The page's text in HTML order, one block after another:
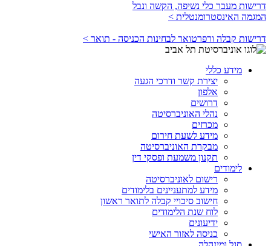
דרישות מעבר כלי נשיפה, הקשה ונבל
המגמה האינסטרומנטלית >
דרישות קבלה ורפרטואר לבחינות הכניסה - תואר >
מידע כללי
יצירת קשר ודרכי הגעה
אלפון
דרושים
נהלי האוניברסיטה
מכרזים
מידע לשעת חירום
מבקרת האוניברסיטה
תקנון משמעת ופסקי דין
לימודים
רישום לאוניברסיטה
מידע למתעניינים בלימודים
חישוב סיכויי קבלה לתואר ראשון
לוח שנת הלימודים
ידיעונים
כניסה לאזור האישי